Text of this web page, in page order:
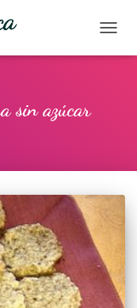
sin azúcar